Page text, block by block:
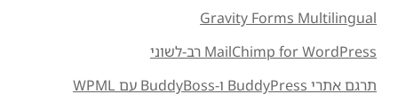
Gravity Forms Multilingual
MailChimp for WordPress רב-לשוני
תרגם אתרי BuddyPress ו-BuddyBoss עם WPML